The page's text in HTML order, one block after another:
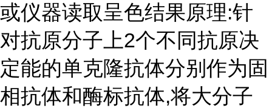
或仪器读取呈色结果原理:针
对抗原分子上2个不同抗原决
定能的单克隆抗体分别作为固
相抗体和酶标抗体,将大分子